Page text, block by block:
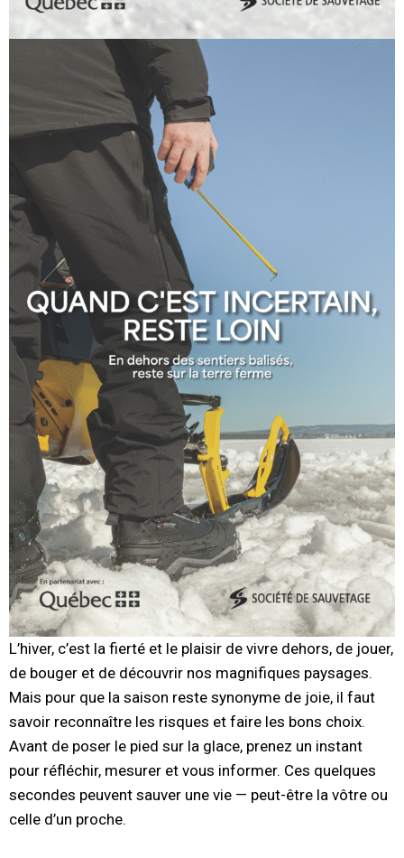
L’hiver, c’est la fierté et le plaisir de vivre dehors, de jouer,
de bouger et de découvrir nos magnifiques paysages.
Mais pour que la saison reste synonyme de joie, il faut
savoir reconnaître les risques et faire les bons choix.
Avant de poser le pied sur la glace, prenez un instant
pour réfléchir, mesurer et vous informer. Ces quelques
secondes peuvent sauver une vie — peut-être la vôtre ou
celle d’un proche.